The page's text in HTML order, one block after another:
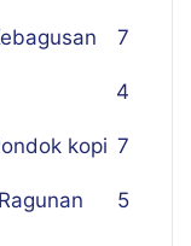
7
4
kopi 7
5